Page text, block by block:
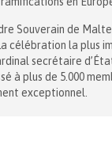
Souverain de
célébration la plus
secrétaire
à plus de 5.000
exceptionnel.